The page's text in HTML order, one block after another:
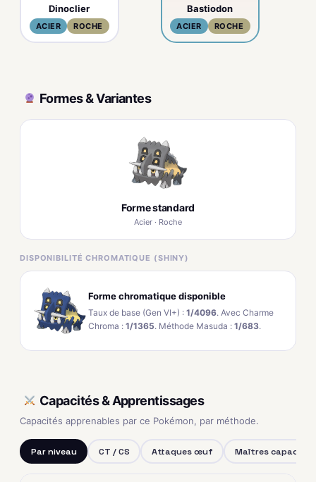
Dinoclier
ACIER ROCHE
Bastiodon
ACIER ROCHE
Formes & Variantes
Forme standard
Acier · Roche
DISPONIBILITÉ CHROMATIQUE (SHINY)
Forme chromatique disponible
Taux de base (Gen VI+) : 1/4096. Avec Charme
Chroma : 1/1365. Méthode Masuda : 1/683.
Capacités & Apprentissages
Capacités apprenables par ce Pokémon, par méthode.
Par niveau CT / CS Attaques œuf Maîtres capacités